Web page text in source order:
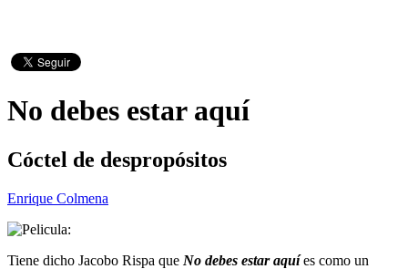
No debes estar aquí
Cóctel de despropósitos
Enrique Colmena
Tiene dicho Jacobo Rispa que No debes estar aquíes como un